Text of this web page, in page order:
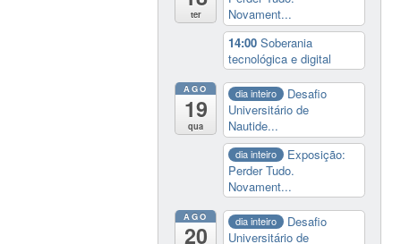
ter
Novament...
14:00Soberania
tecnológica e digital
AGO
19
qua
dia inteiro
Desafio
Universitário de
Nautide...
dia inteiro
Exposição:
Perder Tudo.
Novament...
AGO
20
dia inteiro
Desafio
Universitário de